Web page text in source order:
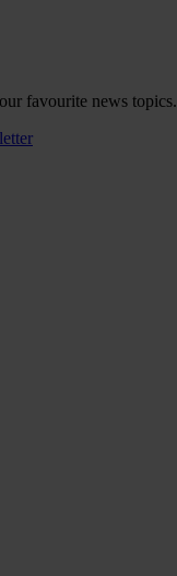
favourite news topics.